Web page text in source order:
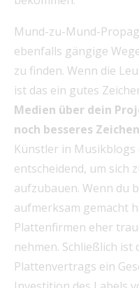
Mund-zu-Mund-
ebenfalls gängige
zu finden. Wenn die
ist das ein gutes
Medien über dein
noch besseres
Künstler in
entscheidend, um sich
aufzubauen. Wenn du
aufmerksam gemacht
Plattenfirmen eher
nehmen. Schließlich ist
Plattenvertrags ein